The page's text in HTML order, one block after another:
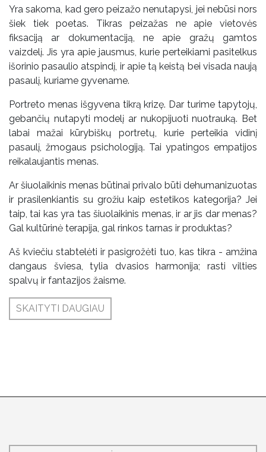
Yra sakoma, kad gero peizažo nenutapysi, jei nebūsi nors
šiek tiek poetas. Tikras peizažas ne apie vietovės
fiksaciją ar dokumentaciją, ne apie gražų gamtos
vaizdelį. Jis yra apie jausmus, kurie perteikiami pasitelkus
išorinio pasaulio atspindį, ir apie tą keistą bei visada naują
pasaulį, kuriame gyvename.
Portreto menas išgyvena tikrą krizę. Dar turime tapytojų,
gebančių nutapyti modelį ar nukopijuoti nuotrauką. Bet
labai mažai kūrybiškų portretų, kurie perteikia vidinį
pasaulį, žmogaus psichologiją. Tai ypatingos empatijos
reikalaujantis menas.
Ar šiuolaikinis menas būtinai privalo būti dehumanizuotas
ir prasilenkiantis su grožiu kaip estetikos kategorija? Jei
taip, tai kas yra tas šiuolaikinis menas, ir ar jis dar menas?
Gal kultūrinė terapija, gal rinkos tarnas ir produktas?
Aš kviečiu stabtelėti ir pasigrožėti tuo, kas tikra - amžina
dangaus šviesa, tylia dvasios harmonija; rasti vilties
spalvų ir fantazijos žaisme.
SKAITYTI DAUGIAU